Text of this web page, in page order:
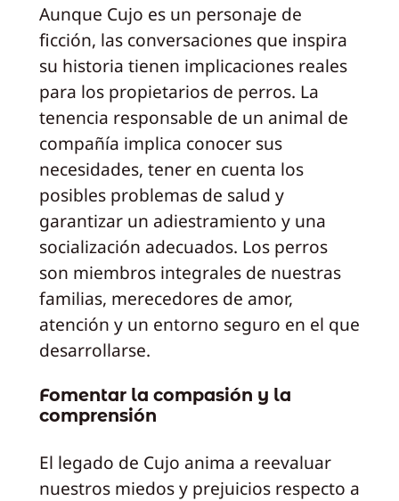
Aunque Cujo es un personaje de
ficción, las conversaciones que inspira
su historia tienen implicaciones reales
para los propietarios de perros. La
tenencia responsable de un animal de
compañía implica conocer sus
necesidades, tener en cuenta los
posibles problemas de salud y
garantizar un adiestramiento y una
socialización adecuados. Los perros
son miembros integrales de nuestras
familias, merecedores de amor,
atención y un entorno seguro en el que
desarrollarse.
Fomentar la compasión y la
comprensión
El legado de Cujo anima a reevaluar
nuestros miedos y prejuicios respecto a